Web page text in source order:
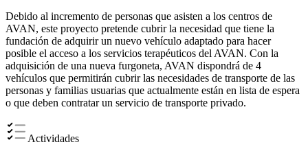
Debido al incremento de personas que asisten a los centros de
AVAN, este proyecto pretende cubrir la necesidad que tiene la
fundación de adquirir un nuevo vehículo adaptado para hacer
posible el acceso a los servicios terapéuticos del AVAN. Con la
adquisición de una nueva furgoneta, AVAN dispondrá de 4
vehículos que permitirán cubrir las necesidades de transporte de las
personas y familias usuarias que actualmente están en lista de espera
o que deben contratar un servicio de transporte privado.
Actividades